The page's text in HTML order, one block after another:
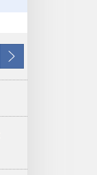
Sehlogo
sa
Latela